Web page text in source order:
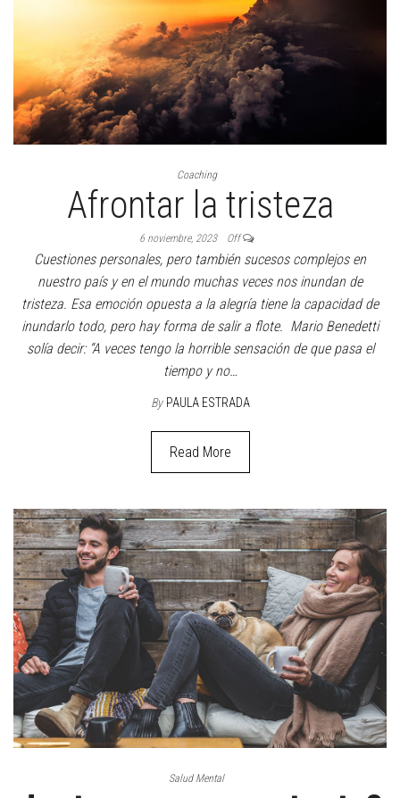
Coaching
Afrontar la tristeza
6 noviembre, 2023 Off
Cuestiones personales, pero también sucesos complejos en
nuestro país y en el mundo muchas veces nos inundan de
tristeza. Esa emoción opuesta a la alegría tiene la capacidad de
inundarlo todo, pero hay forma de salir a flote. Mario Benedetti
solía decir: “A veces tengo la horrible sensación de que pasa el
tiempo y no…
By PAULA ESTRADA
Read More
Salud Mental